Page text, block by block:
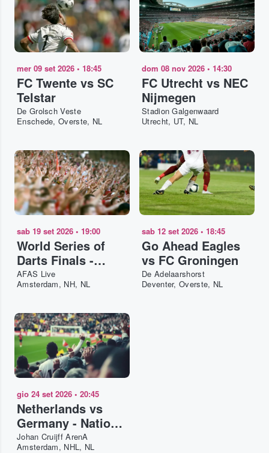
mer 09 set 2026 • 18:45
FC Twente vs SC
Telstar
De Grolsch Veste
Enschede, Overste, NL
dom 08 nov 2026 • 14:30
FC Utrecht vs NEC
Nijmegen
Stadion Galgenwaard
Utrecht, UT, NL
sab 19 set 2026 • 19:00
World Series of
Darts Finals -
Saturday
AFAS Live
Amsterdam, NH, NL
sab 12 set 2026 • 18:45
Go Ahead Eagles
vs FC Groningen
De Adelaarshorst
Deventer, Overste, NL
gio 24 set 2026 • 20:45
Netherlands vs
Germany - Nations
League 2026-27
Johan Cruijff ArenA
Amsterdam, NHL, NL